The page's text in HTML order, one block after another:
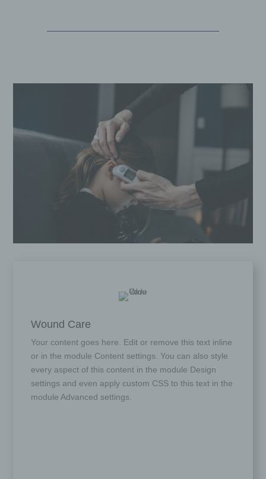
Wound Care
Your content goes here. Edit or remove this text inline
or in the module Content settings. You can also style
every aspect of this content in the module Design
settings and even apply custom CSS to this text in the
module Advanced settings.